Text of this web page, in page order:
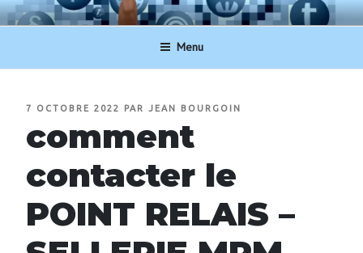
Aller
au
principal
NUMERO-SERVICECLIENT.BE
Menu
PUBLIÉ
7 OCTOBRE 2022 PAR JEAN BOURGOIN
comment
contacter le
POINT RELAIS –